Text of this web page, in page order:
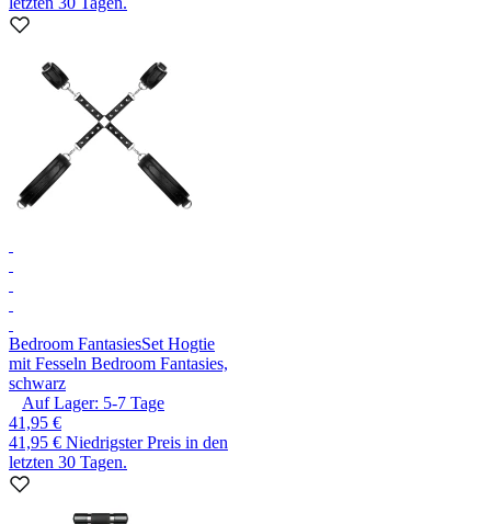
Bedroom FantasiesSet Hogtie
mit Fesseln Bedroom Fantasies,
schwarz
Auf Lager: 5-7 Tage
41,95 €
41,95 € Niedrigster Preis in den
letzten 30 Tagen.